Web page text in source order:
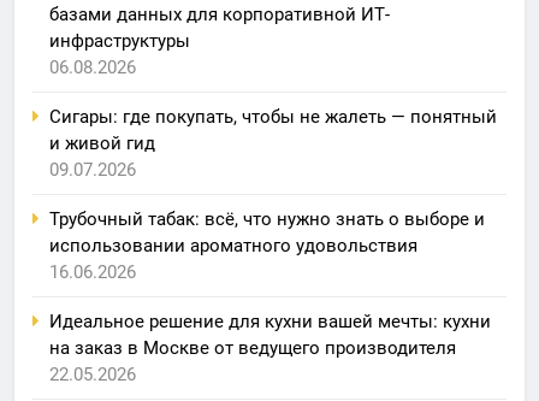
базами данных для корпоративной ИТ-
инфраструктуры
06.08.2026
Сигары: где покупать, чтобы не жалеть — понятный
и живой гид
09.07.2026
Трубочный табак: всё, что нужно знать о выборе и
использовании ароматного удовольствия
16.06.2026
Идеальное решение для кухни вашей мечты: кухни
на заказ в Москве от ведущего производителя
22.05.2026